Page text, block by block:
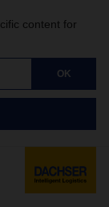
content for
OK